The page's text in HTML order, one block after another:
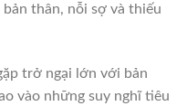
thân, nỗi sợ và thiếu
trở ngại lớn với bản
vào những suy nghĩ tiêu